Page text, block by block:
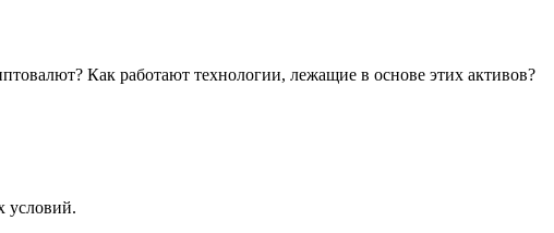
Как работают технологии, лежащие в основе этих активов?
условий.